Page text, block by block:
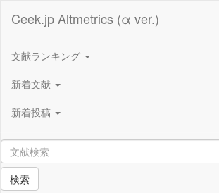
Ceek.jp Altmetrics (α ver.)
文献ランキング
新着文献
新着投稿
検索